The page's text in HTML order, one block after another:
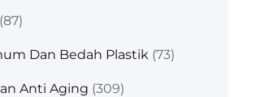
(87)
Dan Bedah Plastik (73)
Anti Aging (309)